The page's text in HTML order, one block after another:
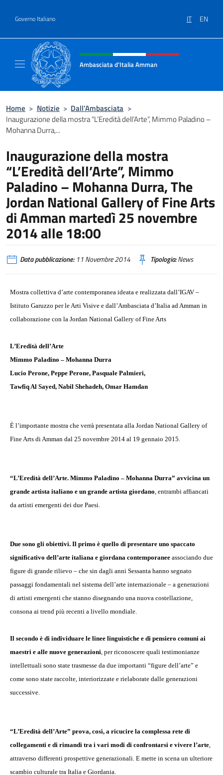
Governo Italiano IT EN
Intestazione sito, social e menù
Ambasciata d'Italia Amman
Home > Notizie > Dall’Ambasciata >
Inaugurazione della mostra “L’Eredità dell’Arte”, Mimmo Paladino –
Mohanna Durra,...
Inaugurazione della mostra
“L’Eredità dell’Arte”, Mimmo
Paladino – Mohanna Durra, The
Jordan National Gallery of Fine Arts
di Amman martedì 25 novembre
2014 alle 18:00
Data pubblicazione:11 Novembre 2014 Tipologia:News
Mostra collettiva d’arte contemporanea ideata e realizzata dall’IGAV –
Istituto Garuzzo per le Arti Visive e dall’Ambasciata d’Italia ad Amman in
collaborazione con la Jordan National Gallery of Fine Arts
L’Eredità dell’Arte
Mimmo Paladino – Mohanna Durra
Lucio Perone, Peppe Perone, Pasquale Palmieri,
Tawfiq Al Sayed, Nabil Shehadeh, Omar Hamdan
È l’importante mostra che verrà presentata alla Jordan National Gallery of
Fine Arts di Amman dal 25 novembre 2014 al 19 gennaio 2015.
“L’Eredità dell’Arte. Mimmo Paladino – Mohanna Durra” avvicina un
grande artista italiano e un grande artista giordano, entrambi affiancati
da artisti emergenti dei due Paesi.
Due sono gli obiettivi. Il primo è quello di presentare uno spaccato
significativo dell’arte italiana e giordana contemporanee associando due
figure di grande rilievo – che sin dagli anni Sessanta hanno segnato
passaggi fondamentali nel sistema dell’arte internazionale – a generazioni
di artisti emergenti che stanno disegnando una nuova costellazione,
consona ai trend più recenti a livello mondiale.
Il secondo è di individuare le linee linguistiche e di pensiero comuni ai
maestri e alle nuove generazioni, per riconoscere quali testimonianze
intellettuali sono state trasmesse da due importanti “figure dell’arte” e
come sono state raccolte, interiorizzate e rielaborate dalle generazioni
successive.
“L’Eredità dell’Arte” prova, così, a ricucire la complessa rete di
collegamenti e di rimandi tra i vari modi di confrontarsi e vivere l’arte,
attraverso differenti prospettive generazionali. E mette in scena un ulteriore
scambio culturale tra Italia e Giordania.